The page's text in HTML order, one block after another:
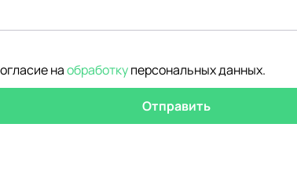
наобработкуперсональных данных.
Отправить